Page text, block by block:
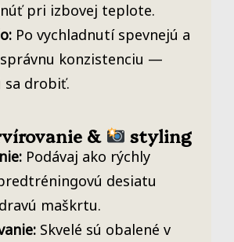
pri izbovej teplote.
Po vychladnutí spevnejú a
konzistenciu —
sa drobiť.
& styling
Podávaj ako rýchly
desiatu
maškrtu.
Skvelé sú obalené v